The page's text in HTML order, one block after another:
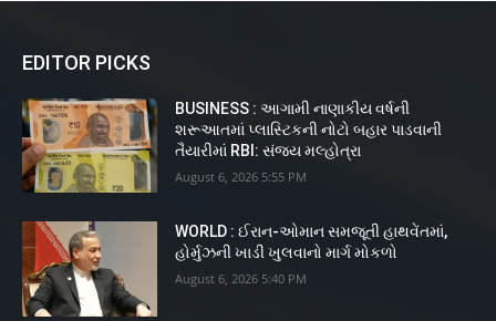
EDITOR PICKS
BUSINESS : આગામી નાણાકીય વર્ષની
શરૂઆતમાં પ્લાસ્ટિકની નોટો બહાર પાડવાની
તૈયારીમાં RBI: સંજય મલ્હોત્રા
August 6, 2026 5:55 PM
WORLD : ઈરાન-ઓમાન સમજૂતી હાથવેંતમાં,
હોર્મુઝની ખાડી ખુલવાનો માર્ગ મોકળો
August 6, 2026 5:40 PM